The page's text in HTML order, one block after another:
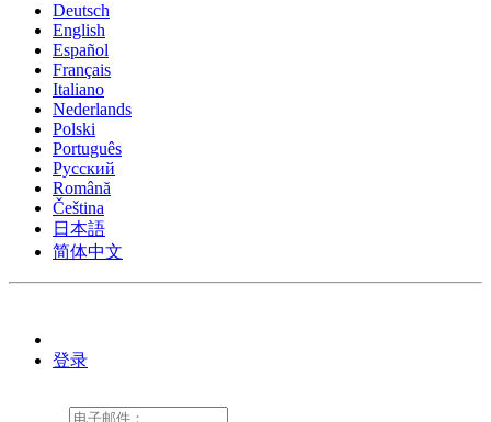
Deutsch
English
Español
Français
Italiano
Nederlands
Polski
Português
Pусский
Română
Čeština
日本語
简体中文
登录